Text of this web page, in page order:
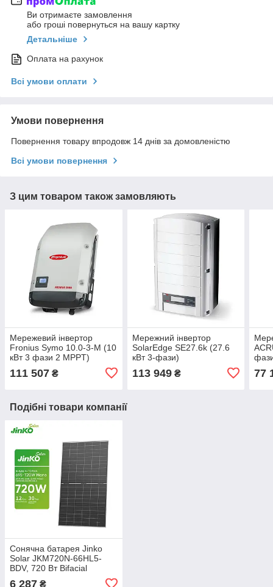
Ви отримаєте замовлення
або гроші повернуться на вашу картку
Детальніше
Оплата на рахунок
Всі умови оплати
Умови повернення
Повернення товару впродовж 14 днів за домовленістю
Всі умови повернення
З цим товаром також замовляють
Мережевий інвертор
Fronius Symo 10.0-3-M (10
кВт 3 фази 2 MPPT)
111 507 ₴
Мережний інвертор
SolarEdge SE27.6k (27.6
кВт 3-фази)
113 949₴ 77
Подібні товари компанії
Сонячна батарея Jinko
Solar JKM720N-66HL5-
BDV, 720 Вт Bifacial
6 287 ₴